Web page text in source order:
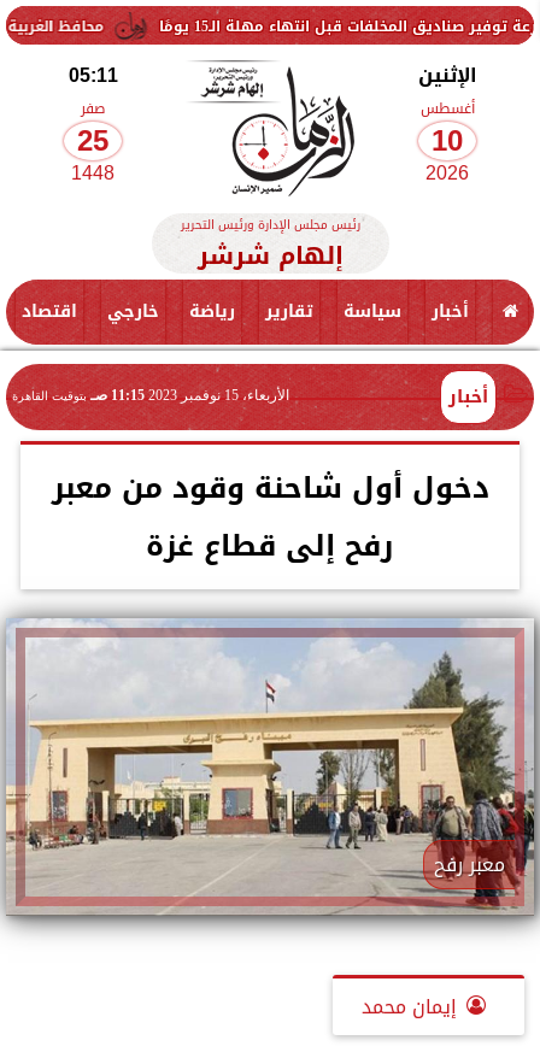
محافظ الغربية يتفقد حزمة قبل انتهاء مهلة الـ15 يومًا
الإثنين
أغسطس
10
2026
05:11
صفر
25
1448
رئيس مجلس الإدارة ورئيس التحرير
إلهام شرشر
أخبار سياسة تقارير رياضة خارجي اقتصاد
أخبار الأربعاء، 15 نوفمبر 2023 11:15 صـ بتوقيت القاهرة
دخول أول شاحنة وقود من معبر
رفح إلى قطاع غزة
معبر رفح
إيمان محمد